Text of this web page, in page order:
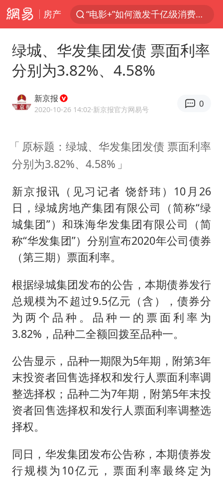
房产
“电影+”如何激发千亿级消费新活力？
日本试射“战斧”导弹，国防部回应
台风白海豚中心风力增强
四川宜宾高县4.9级地震致1死
“新疆阿勒泰八月能滑雪”不实
向鹏0-3不敌张本智和
我国外贸延续良好增长态势
国防部：中国军队坚决反制任何闹海挑衅图谋
女儿为争财产堵门阻挠父亲出殡
今日立秋你咬秋了吗
欧阳娜娜窦靖童好搭
“今天得有40℃了吧 为啥还不预警”
建筑工人不慎坠落身体被3根钢筋刺穿
立秋养生千万避开六大误区
夯实基础开新局
绿城、华发集团发债 票面利率
分别为3.82%、4.58%
新京报
2020-10-26 14:02·新京报官方网易号
0
原标题：绿城、华发集团发债 票面利率
分别为3.82%、4.58%
新京报讯（见习记者 饶舒玮）10月26
日，绿城房地产集团有限公司（简称“绿
城集团”）和珠海华发集团有限公司（简
称“华发集团”）分别宣布2020年公司债券
（第三期）票面利率。
根据绿城集团发布的公告，本期债券发行
总规模为不超过9.5亿元（含），债券分
为两个品种。品种一的票面利率为
3.82%，品种二全额回拨至品种一。
公告显示，品种一期限为5年期，附第3年
末投资者回售选择权和发行人票面利率调
整选择权；品种二为7年期，附第5年末投
资者回售选择权和发行人票面利率调整选
择权。
同日，华发集团发布公告称，本期债券发
行规模为10亿元，票面利率最终定为